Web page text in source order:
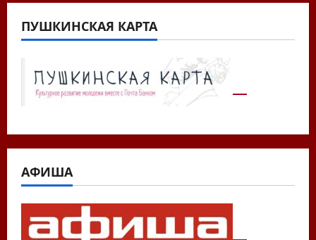
ПУШКИНСКАЯ КАРТА
АФИША